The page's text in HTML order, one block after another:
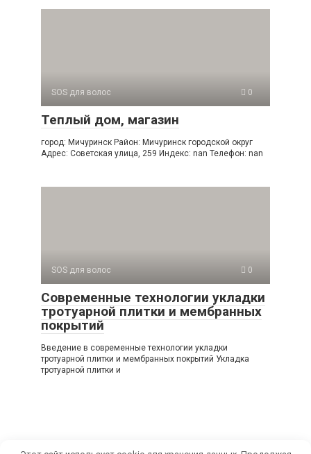
SOS для волос 0
Теплый дом, магазин
город: Мичуринск Район: Мичуринск городской округ
Адрес: Советская улица, 259 Индекс: nan Телефон: nan
SOS для волос 0
Современные технологии укладки
тротуарной плитки и мембранных
покрытий
Введение в современные технологии укладки
тротуарной плитки и мембранных покрытий Укладка
тротуарной плитки и